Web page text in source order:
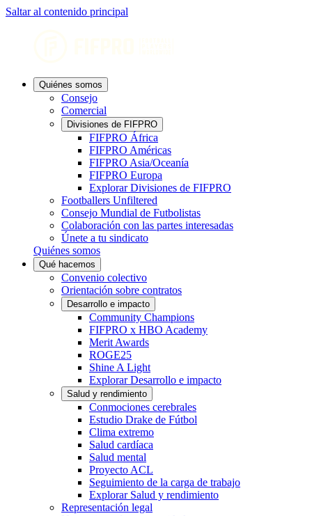
Saltar al contenido principal
Quiénes somos
Consejo
Comercial
Divisiones de FIFPRO
FIFPRO África
FIFPRO Américas
FIFPRO Asia/Oceanía
FIFPRO Europa
Explorar Divisiones de FIFPRO
Footballers Unfiltered
Consejo Mundial de Futbolistas
Colaboración con las partes interesadas
Únete a tu sindicato
Quiénes somos
Qué hacemos
Convenio colectivo
Orientación sobre contratos
Desarrollo e impacto
Community Champions
FIFPRO x HBO Academy
Merit Awards
ROGE25
Shine A Light
Explorar Desarrollo e impacto
Salud y rendimiento
Conmociones cerebrales
Estudio Drake de Fútbol
Clima extremo
Salud cardíaca
Salud mental
Proyecto ACL
Seguimiento de la carga de trabajo
Explorar Salud y rendimiento
Representación legal